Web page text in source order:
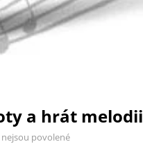
a hrát melodii
povolené